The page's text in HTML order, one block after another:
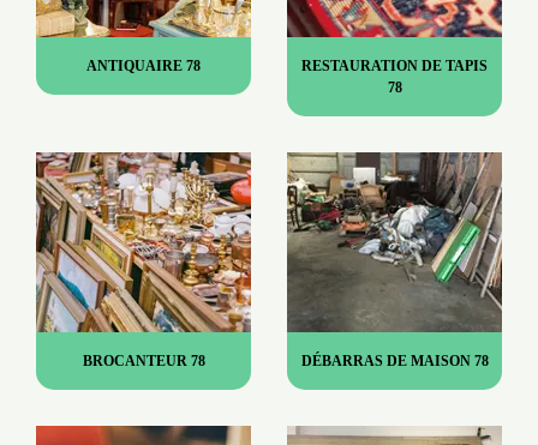
ANTIQUAIRE 78
RESTAURATION DE TAPIS
78
BROCANTEUR 78 DÉBARRAS DE MAISON 78